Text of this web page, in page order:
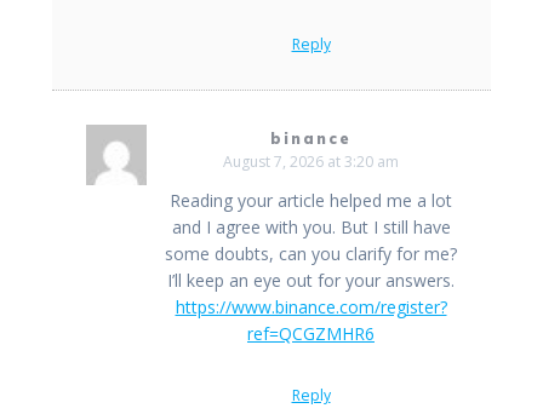
Reply
binance
August 7, 2026 at 3:20 am
Reading your article helped me a lot
and I agree with you. But I still have
some doubts, can you clarify for me?
I’ll keep an eye out for your answers.
https://www.binance.com/register?
ref=QCGZMHR6
Reply